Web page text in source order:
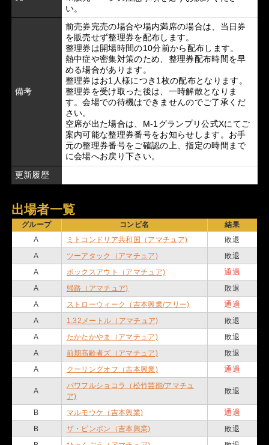
い。
備考
前売券完売の場合や場内満席の場合は、当日券
を販売せず整理券を配布します。
整理券は開場時間の10分前から配布します。
熱中症や密集対策のため、整理券配布時間を早
める場合があります。
整理券はお1人様につき1枚の配布となります。
整理券を受け取った後は、一時解散となりま
す。会場での待機はできませんのでご了承くだ
さい。
空席が出た場合は、M-1グランプリ公式Xにてご
案内可能な整理券番号をお知らせします。お手
元の整理券番号をご確認の上、指定の時間まで
に会場へお戻り下さい。
更新履歴
出場者一覧
グループ コンビ名
結果
A
ミトコンドリア共和国（アマチュア)
敗退
A
ツーアタック（アマチュア)
敗退
A
ボックスアウト（アマチュア) 通過
A 帰路（アマチュア)
敗退
A
ストローウィーク（吉本興業/フリー) 通過
A 1.32メートル（アマチュア)
敗退
A
たかたかやま（アマチュア)
敗退
A
前期高齢者ズ（アマチュア)
敗退
A
クーリングオフ（吉本興業) 通過
A
パワフルショコラ（松竹芸能/アマチュ
ア)
敗退
B マルモウケ（吉本興業) 通過
B ザ・ピンポン（吉本興業)
敗退